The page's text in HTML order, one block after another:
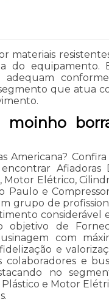
materiais
do equipamento.
que atua
Americana? Confira
Afiadoras
Motor Elétrico,
Paulo e
grupo de
considerável
objetivo de
com
e
e
no
e Motor